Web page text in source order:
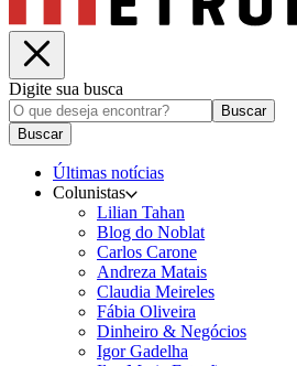
Digite sua busca
Buscar
Buscar
Últimas notícias
Colunistas
Lilian Tahan
Blog do Noblat
Carlos Carone
Andreza Matais
Claudia Meireles
Fábia Oliveira
Dinheiro & Negócios
Igor Gadelha